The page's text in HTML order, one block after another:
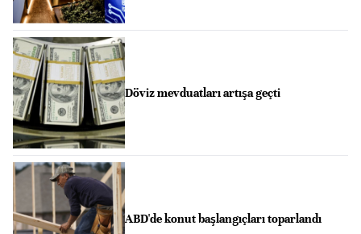
Döviz mevduatları artışa geçti
ABD'de konut başlangıçları toparlandı